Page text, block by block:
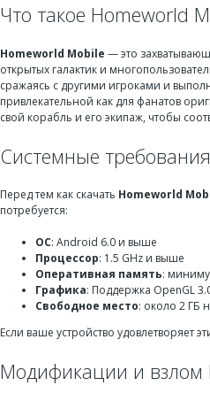
Что такое Homeworld
Homeworld Mobile — это
открытых галактик и
сражаясь с другими игроками и
привлекательной как для фанатов
свой корабль и его экипаж, чтобы
Системные требования
Перед тем как скачать Homeworld
потребуется:
ОС: Android 6.0 и выше
Процессор: 1.5 GHz и выше
Оперативная память:
Графика: Поддержка OpenGL
Свободное место: около 2 ГБ
Если ваше устройство удовлетворяет
Модификации и взлом